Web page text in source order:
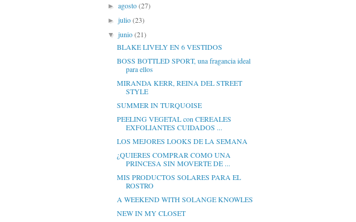
►agosto(27)
►julio(23)
▼junio(21)
BLAKE LIVELY EN 6 VESTIDOS
BOSS BOTTLED SPORT, una fragancia ideal
para ellos
MIRANDA KERR, REINA DEL STREET
STYLE
SUMMER IN TURQUOISE
PEELING VEGETAL con CEREALES
EXFOLIANTES CUIDADOS ...
LOS MEJORES LOOKS DE LA SEMANA
¿QUIERES COMPRAR COMO UNA
PRINCESA SIN MOVERTE DE ...
MIS PRODUCTOS SOLARES PARA EL
ROSTRO
A WEEKEND WITH SOLANGE KNOWLES
NEW IN MY CLOSET